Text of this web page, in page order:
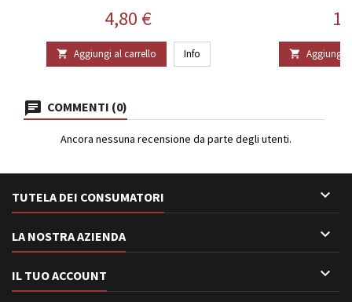
Prezzo
4,80 €
 Aggiungi al carrello Info  Aggiungi
COMMENTI (0)
Ancora nessuna recensione da parte degli utenti.
TUTELA DEI CONSUMATORI 
LA NOSTRA AZIENDA 
IL TUO ACCOUNT 